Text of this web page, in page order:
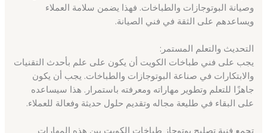
وصيانة البوتوجازات والطباخات. فهذا يضمن سلامة العملاء
ويساعدهم على الثقة في فني الصيانة.
التحديث والتعلم المستمر:
يجب على فني طباخات الكويت أن يكون على علم بأحدث التقنيات
والابتكارات في صناعة البوتوجازات والطباخات. يجب أن يكون
جاهزًا للتعلم وتطوير مهاراته ومعرفته باستمرار. هذا سيساعده
على البقاء في طليعة مجاله وتقديم حلول حديثة وفعالة للعملاء.
تجمع فنية تصليح بوتوجاز طباخات الكويت بين هذه المهارات